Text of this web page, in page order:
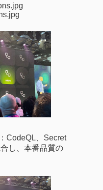
CodeQL、Secret
し、本番品質の